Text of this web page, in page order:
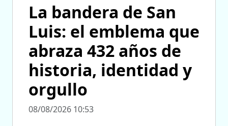
La bandera de San
Luis: el emblema que
abraza 432 años de
historia, identidad y
orgullo
08/08/2026 10:53